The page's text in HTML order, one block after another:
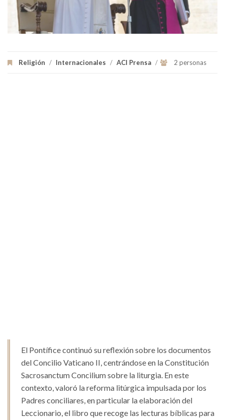
Religión / Internacionales / ACI Prensa / 2 personas
El Pontífice continuó su reflexión sobre los documentos
del Concilio Vaticano II, centrándose en la Constitución
Sacrosanctum Concilium sobre la liturgia. En este
contexto, valoró la reforma litúrgica impulsada por los
Padres conciliares, en particular la elaboración del
Leccionario, el libro que recoge las lecturas bíblicas para